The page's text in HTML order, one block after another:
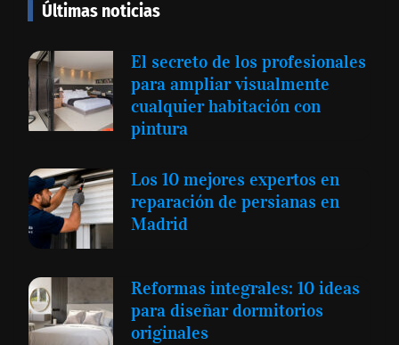
Últimas noticias
El secreto de los profesionales
para ampliar visualmente
cualquier habitación con
pintura
Los 10 mejores expertos en
reparación de persianas en
Madrid
Reformas integrales: 10 ideas
para diseñar dormitorios
originales